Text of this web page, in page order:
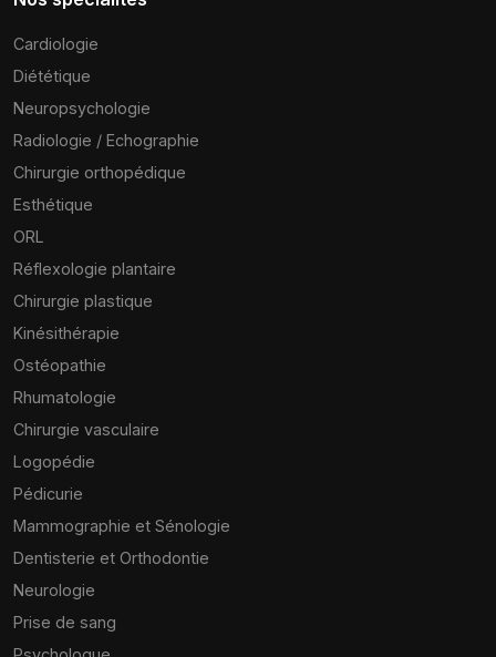
Cardiologie
Diététique
Neuropsychologie
Radiologie / Echographie
Chirurgie orthopédique
Esthétique
ORL
Réflexologie plantaire
Chirurgie plastique
Kinésithérapie
Ostéopathie
Rhumatologie
Chirurgie vasculaire
Logopédie
Pédicurie
Mammographie et Sénologie
Dentisterie et Orthodontie
Neurologie
Prise de sang